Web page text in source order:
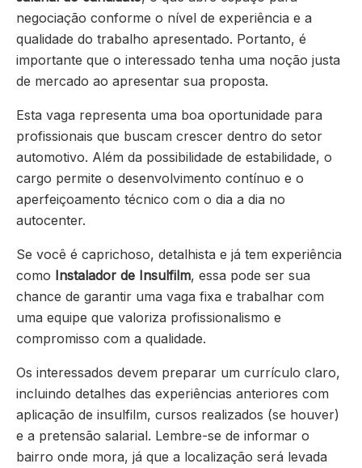
negociação conforme o nível de experiência e a
qualidade do trabalho apresentado. Portanto, é
importante que o interessado tenha uma noção justa
de mercado ao apresentar sua proposta.
Esta vaga representa uma boa oportunidade para
profissionais que buscam crescer dentro do setor
automotivo. Além da possibilidade de estabilidade, o
cargo permite o desenvolvimento contínuo e o
aperfeiçoamento técnico com o dia a dia no
autocenter.
Se você é caprichoso, detalhista e já tem experiência
como Instalador de Insulfilm, essa pode ser sua
chance de garantir uma vaga fixa e trabalhar com
uma equipe que valoriza profissionalismo e
compromisso com a qualidade.
Os interessados devem preparar um currículo claro,
incluindo detalhes das experiências anteriores com
aplicação de insulfilm, cursos realizados (se houver)
e a pretensão salarial. Lembre-se de informar o
bairro onde mora, já que a localização será levada